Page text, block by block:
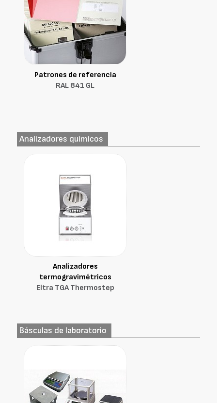
Patrones de referencia
RAL 841 GL
Analizadores químicos
Analizadores
termogravimétricos
Eltra TGA Thermostep
Básculas de laboratorio